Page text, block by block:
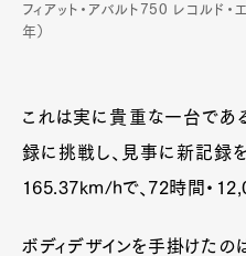
フィアット・アバルト750 レコルド
年）
これは実に貴重な一台であ
録に挑戦し、見事に新記録
165.37km/hで、72時間・
ボディデザインを手掛けたのは